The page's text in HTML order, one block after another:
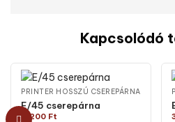
Kapcsolódó
PRINTER HOSSZÚ CSEREPÁRNA
E/45 cserepárna
4 200 Ft